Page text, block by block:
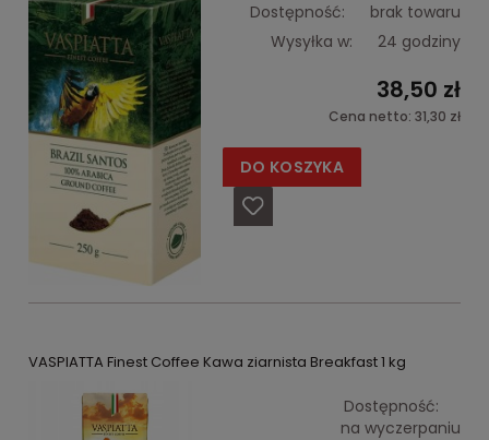
Dostępność:
brak towaru
Wysyłka w:
24 godziny
38,50 zł
Cena netto: 31,30 zł
DO KOSZYKA
VASPIATTA Finest Coffee Kawa ziarnista Breakfast 1 kg
Dostępność:
na wyczerpaniu